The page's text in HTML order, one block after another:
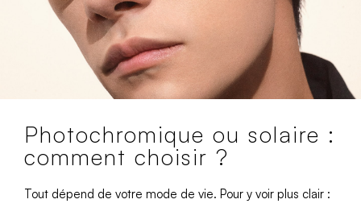
Photochromique ou solaire :
comment choisir ?
Tout dépend de votre mode de vie. Pour y voir plus clair :